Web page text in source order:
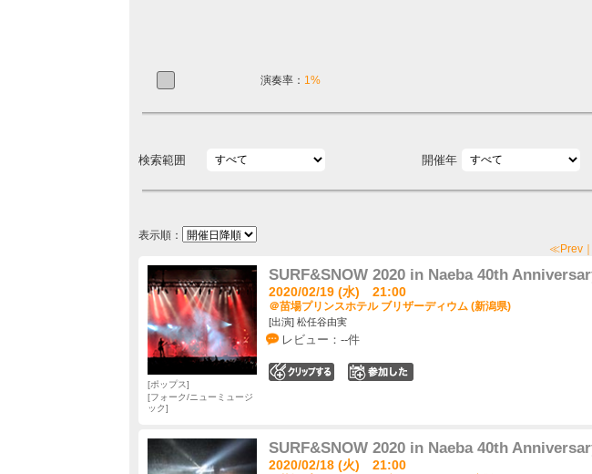
演奏率： 1%
検索範囲 開催年
表示順：
≪Prev ｜
SURF&SNOW 2020 in Naeba 40th
2020/02/19 (水) 21:00
＠苗場プリンスホテル ブリザーディウム (新潟県)
[出演] 松任谷由実
レビュー：--件
ポップス
フォーク/ニューミュージ
ック
SURF&SNOW 2020 in Naeba 40th
2020/02/18 (火) 21:00